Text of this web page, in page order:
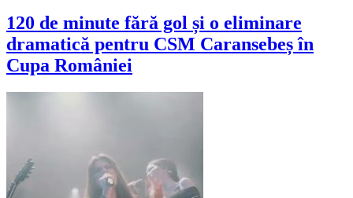
120 de minute fără gol și o eliminare
dramatică pentru CSM Caransebeș în
Cupa României